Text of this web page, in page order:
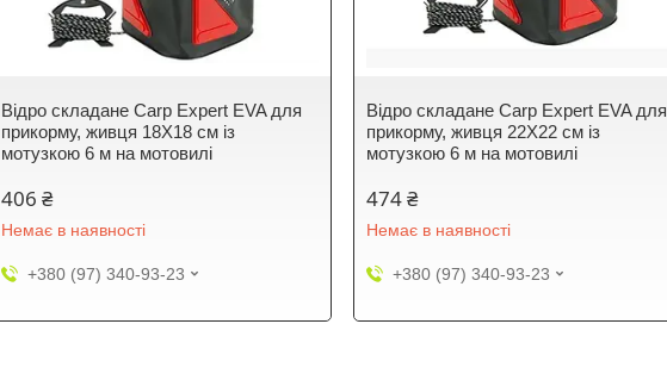
Відро складане Carp Expert EVA для
прикорму, живця 18X18 см із
мотузкою 6 м на мотовилі
406 ₴
Немає в наявності
+380 (97) 340-93-23
Відро складане Carp Expert EVA для
прикорму, живця 22X22 см із
мотузкою 6 м на мотовилі
474 ₴
Немає в наявності
+380 (97) 340-93-23